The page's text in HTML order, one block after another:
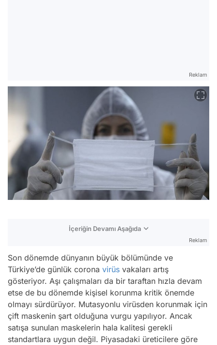
Reklam
İçeriğin Devamı Aşağıda
Reklam
Son dönemde dünyanın büyük bölümünde ve
Türkiye’de günlük corona virüs vakaları artış
gösteriyor. Aşı çalışmaları da bir taraftan hızla devam
etse de bu dönemde kişisel korunma kritik önemde
olmayı sürdürüyor. Mutasyonlu virüsden korunmak için
çift maskenin şart olduğuna vurgu yapılıyor. Ancak
satışa sunulan maskelerin hala kalitesi gerekli
standartlara uygun değil. Piyasadaki üreticilere göre